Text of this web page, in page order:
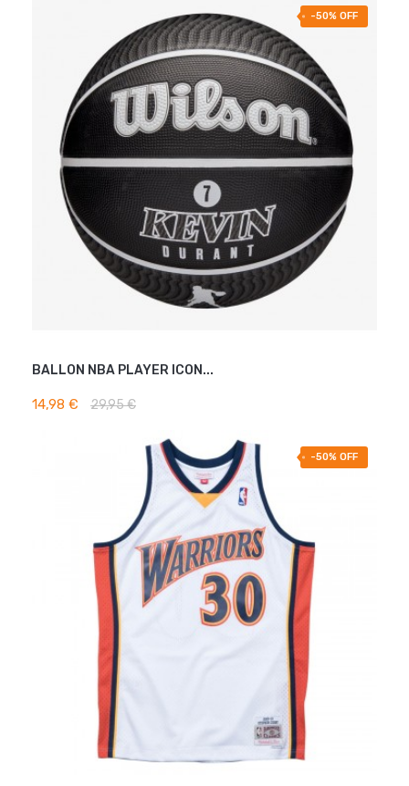
-50% OFF
BALLON NBA PLAYER ICON...
14,98 € 29,95 €
-50% OFF